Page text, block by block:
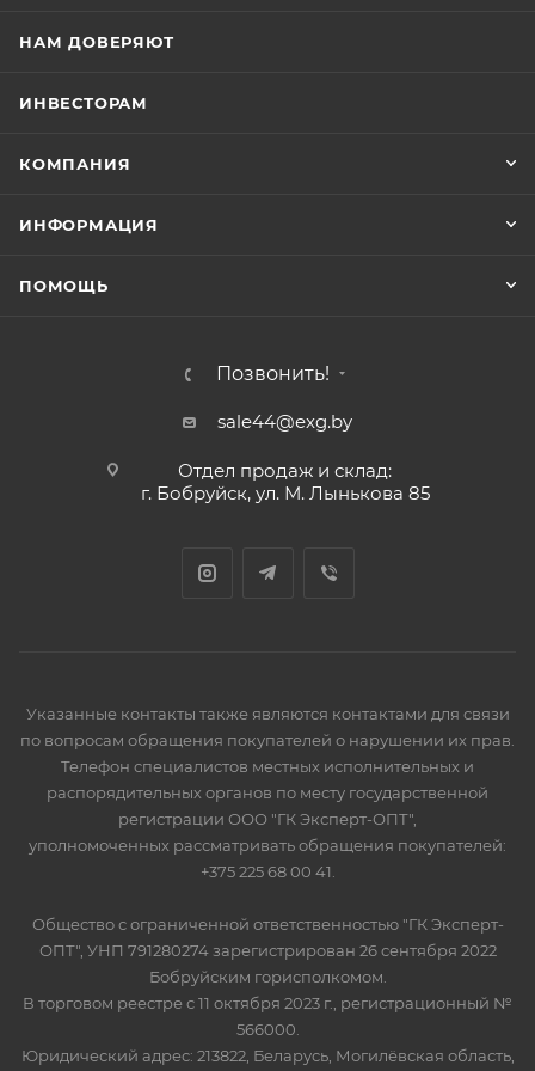
НАМ ДОВЕРЯЮТ
ИНВЕСТОРАМ
КОМПАНИЯ
ИНФОРМАЦИЯ
ПОМОЩЬ
Позвонить!
sale44@exg.by
Отдел продаж и склад:
г. Бобруйск, ул. М. Лынькова 85
Указанные контакты также являются контактами для связи
по вопросам обращения покупателей о нарушении их прав.
Телефон специалистов местных исполнительных и
распорядительных органов по месту государственной
регистрации ООО "ГК Эксперт-ОПТ",
уполномоченных рассматривать обращения покупателей:
+375 225 68 00 41.
Общество с ограниченной ответственностью "ГК Эксперт-
ОПТ", УНП 791280274 зарегистрирован 26 сентября 2022
Бобруйским горисполкомом.
В торговом реестре с 11 октября 2023 г., регистрационный №
566000.
Юридический адрес: 213822, Беларусь, Могилёвская область,